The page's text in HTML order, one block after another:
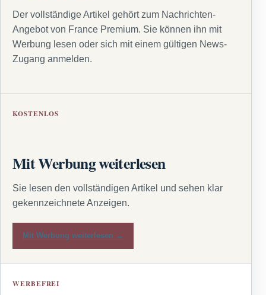
Der vollständige Artikel gehört zum Nachrichten-
Angebot von France Premium. Sie können ihn mit
Werbung lesen oder sich mit einem gültigen News-
Zugang anmelden.
KOSTENLOS
Mit Werbung weiterlesen
Sie lesen den vollständigen Artikel und sehen klar
gekennzeichnete Anzeigen.
Mit Werbung weiterlesen →
WERBEFREI